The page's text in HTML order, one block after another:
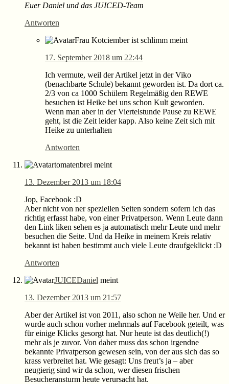
Euer Daniel und das JUICED-Team
Antworten
Frau Kotciember ist schlimm meint
17. September 2018 um 22:44
Ich vermute, weil der Artikel jetzt in der Viko
(benachbarte Schule) bekannt geworden ist. Da dort ca.
2/3 von ca 1000 Schülern Regelmäßig den REWE
besuchen ist Heike bei uns schon Kult geworden.
Wenn man aber in der Viertelstunde Pause zu REWE
geht, ist die Zeit leider kapp. Also keine Zeit sich mit
Heike zu unterhalten
Antworten
tomatenbrei meint
13. Dezember 2013 um 18:04
Jop, Facebook :D
Aber nicht von ner speziellen Seiten sondern sofern ich das
richtig erfasst habe, von einer Privatperson. Wenn Leute dann
den Link liken sehen es ja automatisch mehr Leute und mehr
besuchen die Seite. Und da Heike in meinem Kreis relativ
bekannt ist haben bestimmt auch viele Leute draufgeklickt :D
Antworten
JUICEDaniel meint
13. Dezember 2013 um 21:57
Aber der Artikel ist von 2011, also schon ne Weile her. Und er
wurde auch schon vorher mehrmals auf Facebook geteilt, was
für einige Klicks gesorgt hat. Nur heute ist das deutlich(!)
mehr als je zuvor. Von daher muss das schon irgendne
bekannte Privatperson gewesen sein, von der aus sich das so
krass verbreitet hat. Wie gesagt: Uns freut’s ja – aber
neugierig sind wir da schon, wer diesen frischen
Besucheransturm heute verursacht hat.